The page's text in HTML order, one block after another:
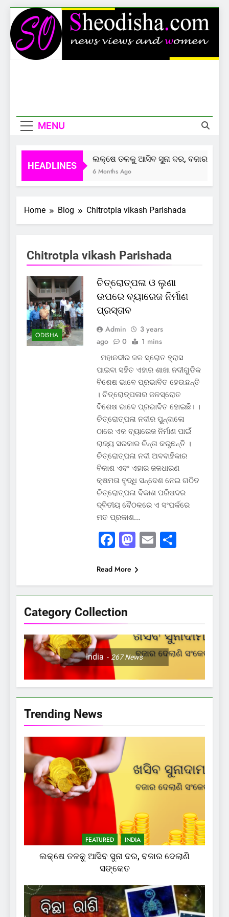
Skip
to
content
MENU
HEADLINES
ଲକ୍ଷେ ତଳକୁ ଆସିବ ସୁନା ଦର, ବଜାର
6 Months Ago
Home Blog Chitrotpla vikash Parishada
Category Collection
India 267News
Chitrotpla vikash Parishada
ODISHA
ଚିତ୍ରୋତ୍ପଳା ଓ ଲୁଣା
ଉପରେ ବ୍ୟାରେଜ ନିର୍ମାଣ
ପ୍ରସ୍ତାବ
Admin
3 years
ago
0 1 mins
ମହାନଦୀର ଜଳ ସ୍ରୋତ ହ୍ରାସ
ପାଇବା ସହିତ ଏହାର ଶାଖା ନଦୀଗୁଡିକ
ବିଶେଷ ଭାବେ ପ୍ରଭାବିତ ହେଉଛନ୍ତି
। ଚିତ୍ରୋତ୍ପଳାର ଜଳସ୍ରୋତ
ବିଶେଷ ଭାବେ ପ୍ରଭାବିତ ହୋଇଛି। ।
ଚିତ୍ରୋତ୍ପଳା ନଦୀର ପୁନ୍ଦାଳୋ
ଠାରେ ଏକ ବ୍ୟାରେଜ ନିର୍ମାଣ ପାଇଁ
ରାଜ୍ୟ ସରକାର ଚିନ୍ତା କରୁଛନ୍ତି ।
ଚିତ୍ରୋତ୍ପଳା ନଦୀ ଅବବାହିକାର
ବିକାଶ ଏବଂ ଏହାର ଜଳଧାରଣ
କ୍ଷମତା ବୃଦ୍ଧି ସନ୍ଦେଶ ନେଇ ଗଠିତ
ଚିତ୍ରୋତ୍ପଳା ବିକାଶ ପରିଷଦର
ଦ୍ବିତୀୟ ବୈଠକରେ ଏ ସଂପର୍କରେ
ମତ ପ୍ରକାଶ…
Facebook
Mastodon
EmailShare
Read More
Trending News
FEATURED INDIA
ଲକ୍ଷେ ତଳକୁ ଆସିବ ସୁନା ଦର, ବଜାର ଦେଲାଣି
ସଙ୍କେତ